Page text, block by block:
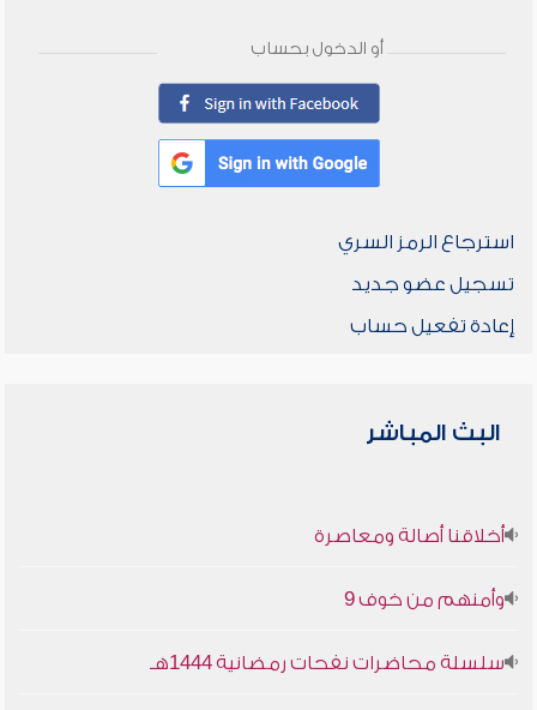
أو الدخول بحساب
استرجاع الرمز السري
تسجيل عضو جديد
إعادة تفعيل حساب
البث المباشر
أخلاقنا أصالة ومعاصرة
وأمنهم من خوف 9
سلسلة محاضرات نفحات رمضانية 1444هـ